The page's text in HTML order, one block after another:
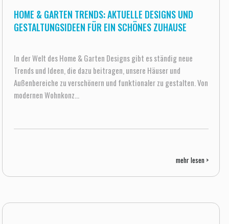
HOME & GARTEN TRENDS: AKTUELLE DESIGNS UND
GESTALTUNGSIDEEN FÜR EIN SCHÖNES ZUHAUSE
In der Welt des Home & Garten Designs gibt es ständig neue
Trends und Ideen, die dazu beitragen, unsere Häuser und
Außenbereiche zu verschönern und funktionaler zu gestalten. Von
modernen Wohnkonz...
mehr lesen >